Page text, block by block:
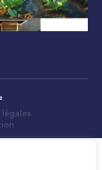
légales